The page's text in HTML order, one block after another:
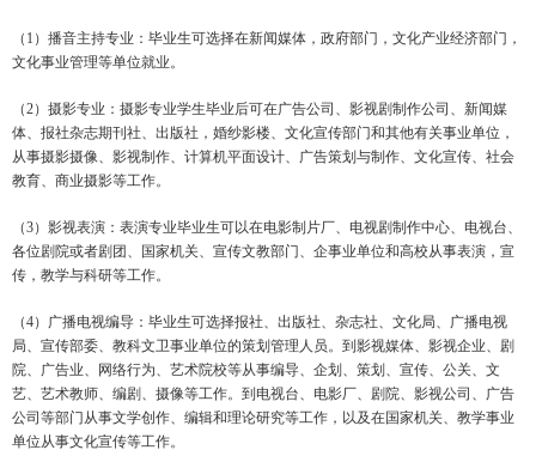
（1）播音主持专业：毕业生可选择在新闻媒体，政府部门，文化产业经济部门，
文化事业管理等单位就业。
（2）摄影专业：摄影专业学生毕业后可在广告公司、影视剧制作公司、新闻媒
体、报社杂志期刊社、出版社，婚纱影楼、文化宣传部门和其他有关事业单位，
从事摄影摄像、影视制作、计算机平面设计、广告策划与制作、文化宣传、社会
教育、商业摄影等工作。
（3）影视表演：表演专业毕业生可以在电影制片厂、电视剧制作中心、电视台、
各位剧院或者剧团、国家机关、宣传文教部门、企事业单位和高校从事表演，宣
传，教学与科研等工作。
（4）广播电视编导：毕业生可选择报社、出版社、杂志社、文化局、广播电视
局、宣传部委、教科文卫事业单位的策划管理人员。到影视媒体、影视企业、剧
院、广告业、网络行为、艺术院校等从事编导、企划、策划、宣传、公关、文
艺、艺术教师、编剧、摄像等工作。到电视台、电影厂、剧院、影视公司、广告
公司等部门从事文学创作、编辑和理论研究等工作，以及在国家机关、教学事业
单位从事文化宣传等工作。